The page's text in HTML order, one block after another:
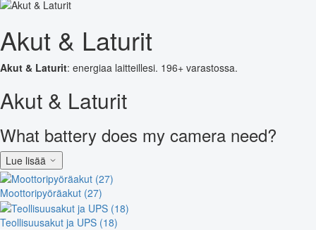
Akut & Laturit
Akut & Laturit: energiaa laitteillesi. 196+ varastossa.
Akut & Laturit
What battery does my camera need?
Lue lisää
Moottoripyöräakut (27)
Teollisuusakut ja UPS (18)